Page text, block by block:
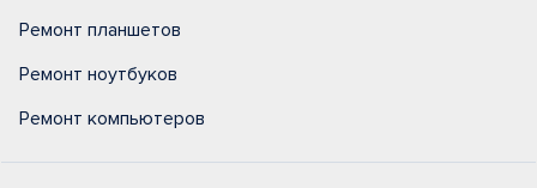
Ремонт планшетов
Ремонт ноутбуков
Ремонт компьютеров